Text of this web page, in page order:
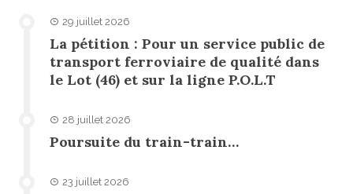
29 juillet 2026
La pétition : Pour un service public de
transport ferroviaire de qualité dans
le Lot (46) et sur la ligne P.O.L.T
28 juillet 2026
Poursuite du train-train…
23 juillet 2026